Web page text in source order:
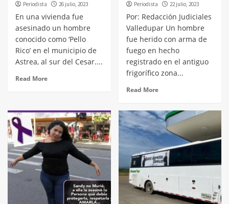
Periodista 26 julio, 2023
En una vivienda fue
asesinado un hombre
conocido como ‘Pello
Rico’ en el municipio de
Astrea, al sur del Cesar....
Read More
Periodista 22 julio, 2023
Por: Redacción Judiciales
Valledupar Un hombre
fue herido con arma de
fuego en hecho
registrado en el antiguo
frigorífico zona...
Read More